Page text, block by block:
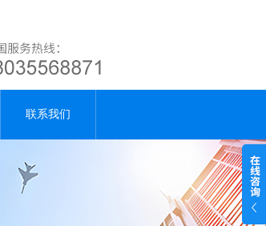
联系我们